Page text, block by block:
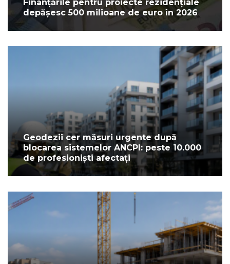
Finanțările pentru proiecte rezidențiale
depășesc 500 milioane de euro în 2026
Geodezii cer măsuri urgente după
blocarea sistemelor ANCPI: peste 10.000
de profesioniști afectați